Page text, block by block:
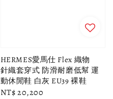
HERMES愛馬仕 Flex 織物
針織套穿式 防滑耐磨低幫 運
動休閒鞋 白灰 EU39 裸鞋
Regular
NT$ 20,200